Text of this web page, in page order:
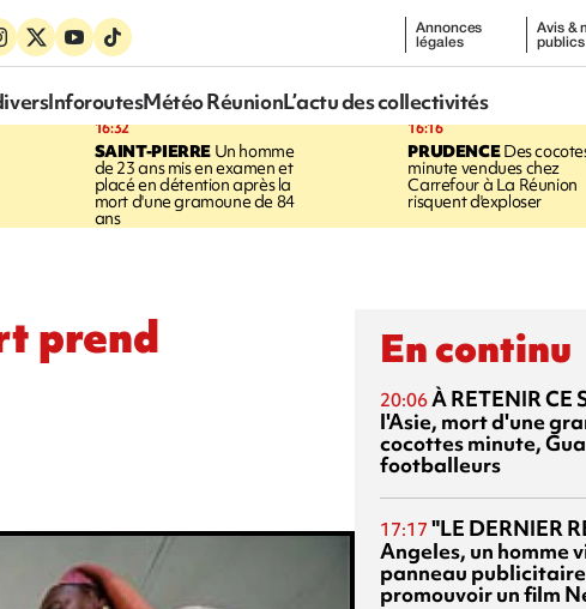
Annonces
légales
Avis &
publics
InforoutesMétéo RéunionL’actu des collectivités
16:32
SAINT-PIERREUn homme
de 23 ans mis en examen et
placé en détention après la
mort d'une gramoune de 84
ans
16:16
PRUDENCEDes
minute vendues chez
Carrefour à La Réunion
risquent d'exploser
prend En continu
20:06À RETENIR CE
l'Asie, mort d'une
cocottes minute,
footballeurs
17:17 "LE DERNIER
Angeles, un homme
panneau
promouvoir un film